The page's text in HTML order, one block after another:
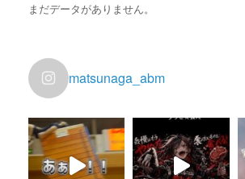
まだデータがありません。
matsunaga_abm